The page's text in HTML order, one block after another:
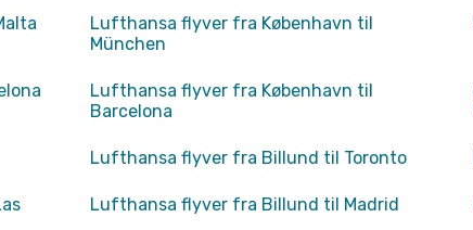
Lufthansa flyver fra København til
München
Lufthansa flyver fra København til
Barcelona
Lufthansa flyver fra Billund til Toronto
Lufthansa flyver fra Billund til Madrid